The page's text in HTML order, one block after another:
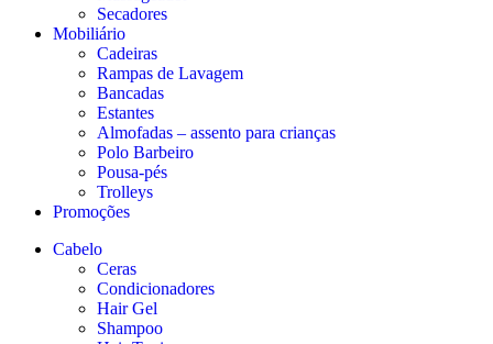
Secadores
Mobiliário
Cadeiras
Rampas de Lavagem
Bancadas
Estantes
Almofadas – assento para crianças
Polo Barbeiro
Pousa-pés
Trolleys
Promoções
Cabelo
Ceras
Condicionadores
Hair Gel
Shampoo